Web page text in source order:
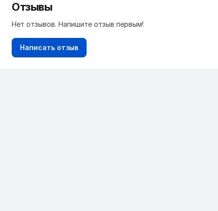
Отзывы
Нет отзывов. Напишите отзыв первым!
Написать отзыв